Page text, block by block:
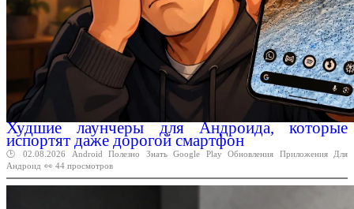
Худшие лаунчеры для Андроида, которые
испортят даже дорогой смартфон
🕑 02.08.2026 Android Полезно Знать Google Play Обновления Приложения
Для
Андроид 👀 44 просмотров